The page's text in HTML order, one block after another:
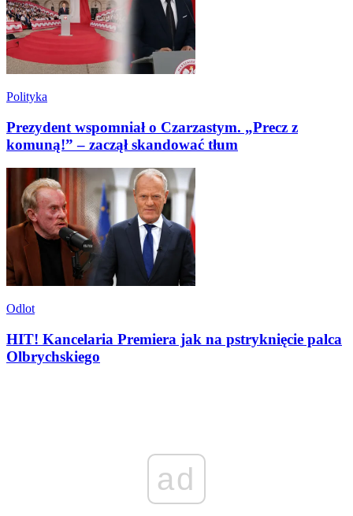
Polityka
Prezydent wspomniał o Czarzastym. „Precz z
komuną!” – zaczął skandować tłum
Odlot
HIT! Kancelaria Premiera jak na pstryknięcie palca
Olbrychskiego
ad